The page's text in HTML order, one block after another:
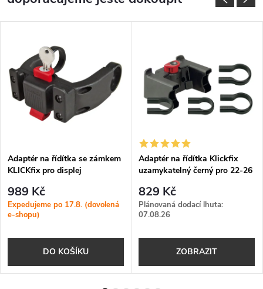
Adaptér na řídítka se zámkem
KLICKfix pro displej
989 Kč
Expedujeme po 17.8. (dovolená
e-shopu)
DO KOŠÍKU
Adaptér na řídítka Klickfix
uzamykatelný černý pro 22-26
829 Kč
Plánovaná dodací lhuta:
07.08.26
ZOBRAZIT